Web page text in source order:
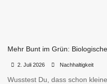
Mehr Bunt im Grün:
2. Juli 2026 Nachhaltigkeit
Wusstest Du, dass schon